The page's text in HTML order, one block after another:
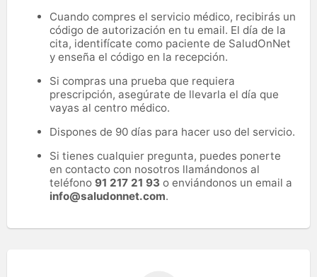
Cuando compres el servicio médico, recibirás un
código de autorización en tu email. El día de la
cita, identifícate como paciente de SaludOnNet
y enseña el código en la recepción.
Si compras una prueba que requiera
prescripción, asegúrate de llevarla el día que
vayas al centro médico.
Dispones de 90 días para hacer uso del servicio.
Si tienes cualquier pregunta, puedes ponerte
en contacto con nosotros llamándonos al
teléfono 91 217 21 93 o enviándonos un email a
info@saludonnet.com.